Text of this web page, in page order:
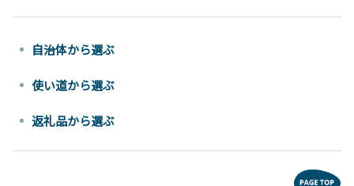
自治体から選ぶ
使い道から選ぶ
返礼品から選ぶ